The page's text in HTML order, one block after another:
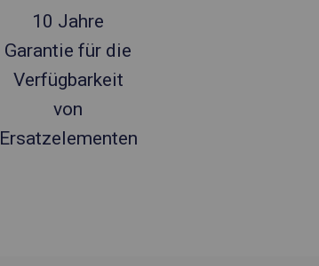
10 Jahre
Garantie für die
Verfügbarkeit
von
Ersatzelementen